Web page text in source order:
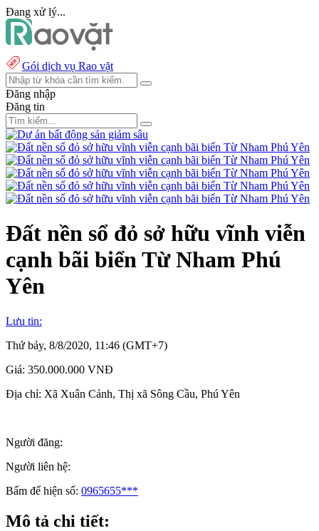
Đang xử lý...
Gói dịch vụ Rao vặt
Đăng nhập
Đăng tin
Đất nền sổ đỏ sở hữu vĩnh viễn
cạnh bãi biển Từ Nham Phú
Yên
Lưu tin:
Thứ bảy, 8/8/2020, 11:46 (GMT+7)
Giá: 350.000.000 VNĐ
Địa chỉ: Xã Xuân Cảnh, Thị xã Sông Cầu, Phú Yên
Người đăng:
Người liên hệ:
Bấm để hiện số: 0965655***
Mô tả chi tiết: